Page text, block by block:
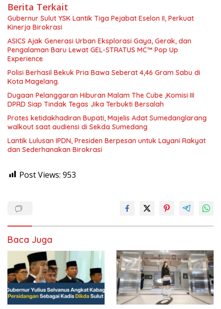
Berita Terkait
Gubernur Sulut YSK Lantik Tiga Pejabat Eselon II, Perkuat
Kinerja Birokrasi
ASICS Ajak Generasi Urban Eksplorasi Gaya, Gerak, dan
Pengalaman Baru Lewat GEL-STRATUS MC™ Pop Up
Experience
Polisi Berhasil Bekuk Pria Bawa Seberat 4,46 Gram Sabu di
Kota Magelang.
Dugaan Pelanggaran Hiburan Malam The Cube ,Komisi III
DPRD Siap Tindak Tegas Jika Terbukti Bersalah
Protes ketidakhadiran Bupati, Majelis Adat Sumedanglarang
walkout saat audiensi di Sekda Sumedang
Lantik Lulusan IPDN, Presiden Berpesan untuk Layani Rakyat
dan Sederhanakan Birokrasi
Post Views: 953
Baca Juga